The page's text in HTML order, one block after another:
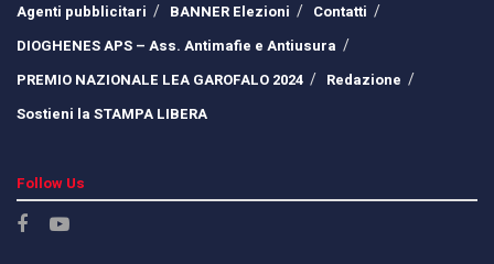
Agenti pubblicitari
BANNER Elezioni
Contatti
DIOGHENES APS – Ass. Antimafie e Antiusura
PREMIO NAZIONALE LEA GAROFALO 2024
Redazione
Sostieni la STAMPA LIBERA
Follow Us